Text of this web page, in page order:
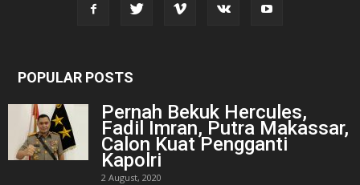
POPULAR POSTS
Pernah Bekuk Hercules,
Fadil Imran, Putra Makassar,
Calon Kuat Pengganti
Kapolri
2 August, 2020